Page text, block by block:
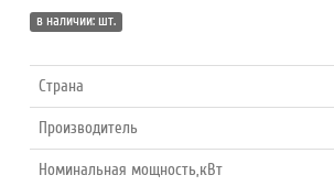
в наличии: шт.
Страна
Производитель
Номинальная мощность,кВт